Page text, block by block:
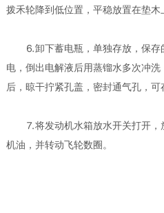
拨禾轮降到低位置，平稳放置在垫木
⒍卸下蓄电瓶，单独存放，保存
电，倒出电解液后用蒸镏水多次冲
后，晾干拧紧孔盖，密封通气孔，可
⒎将发动机水箱放水开关打开，
机油，并转动飞轮数圈。